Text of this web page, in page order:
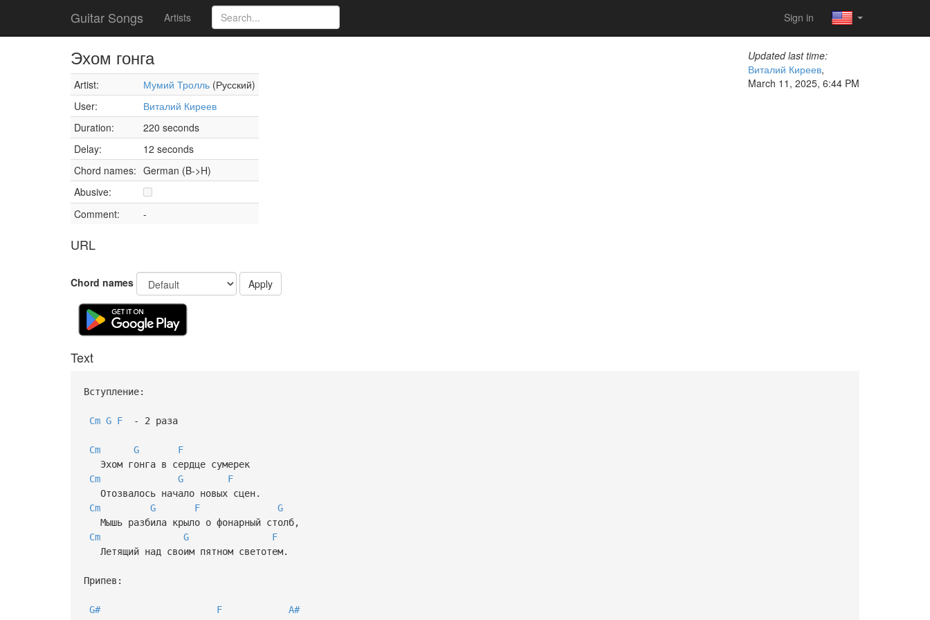
Guitar Songs Artists Sign in
Эхом гонга
Artist: Мумий Тролль (Русский)
User:
Виталий Киреев
Duration:
220 seconds
Delay:
12 seconds
Chord names: German (B->H)
Abusive:
Comment:
-
URL
Updated last time:
Виталий Киреев,
March 11, 2025, 6:44 PM
Chord names Apply
Text
Вступление:
Cm G F- 2 раза
Cm G
F
Эхом гонга в сердце сумерек
Cm
G
F
Отозвалось начало новых сцен.
Cm
G F
G
Мышь разбила крыло о фонарный столб,
Cm
G
F
Летящий над своим пятном светотем.
Припев:
G# F
A#